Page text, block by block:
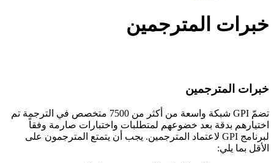
المترجمين
المترجمين
تضمّ GPI شبكة واسعة من أكثر من 7500 متخصص في الترجمة تم
بدقة بعد خضوعهم لمتطلبات واختبارات صارمة وفقاً
لبرنامج GPI لاعتماد المترجمين. يجب أن يتمتع المترجمون على
بما يلي: